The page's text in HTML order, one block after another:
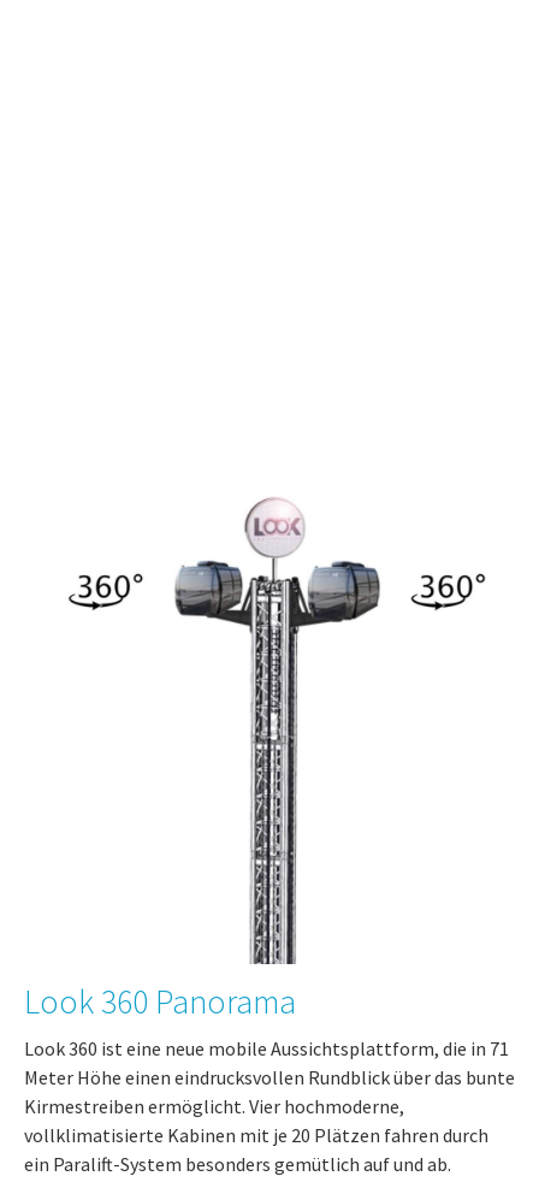
Look 360 Panorama
Look 360 ist eine neue mobile Aussichtsplattform, die in 71
Meter Höhe einen eindrucksvollen Rundblick über das bunte
Kirmestreiben ermöglicht. Vier hochmoderne,
vollklimatisierte Kabinen mit je 20 Plätzen fahren durch
ein Paralift-System besonders gemütlich auf und ab.